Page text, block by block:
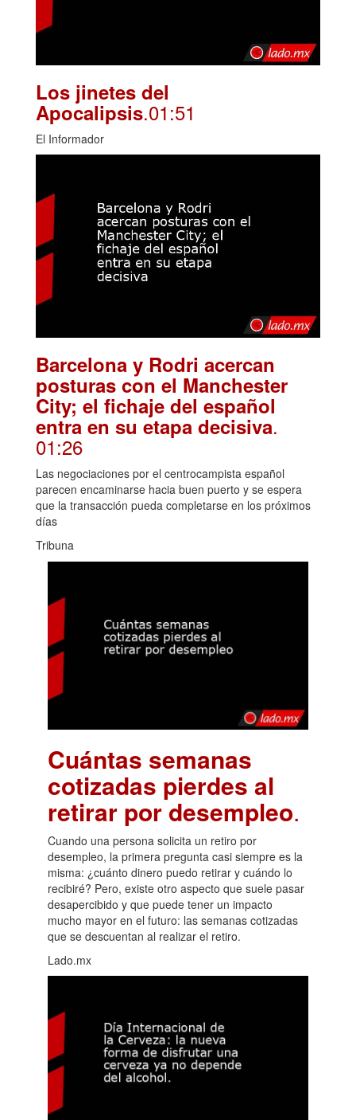
Los jinetes del
Apocalipsis.01:51
El Informador
Barcelona y Rodri acercan
posturas con el Manchester
City; el fichaje del español
entra en su etapa decisiva.
01:26
Las negociaciones por el centrocampista español
parecen encaminarse hacia buen puerto y se espera
que la transacción pueda completarse en los próximos
días
Tribuna
Cuántas semanas
cotizadas pierdes al
retirar por desempleo.
Cuando una persona solicita un retiro por
desempleo, la primera pregunta casi siempre es la
misma: ¿cuánto dinero puedo retirar y cuándo lo
recibiré? Pero, existe otro aspecto que suele pasar
desapercibido y que puede tener un impacto
mucho mayor en el futuro: las semanas cotizadas
que se descuentan al realizar el retiro.
Lado.mx